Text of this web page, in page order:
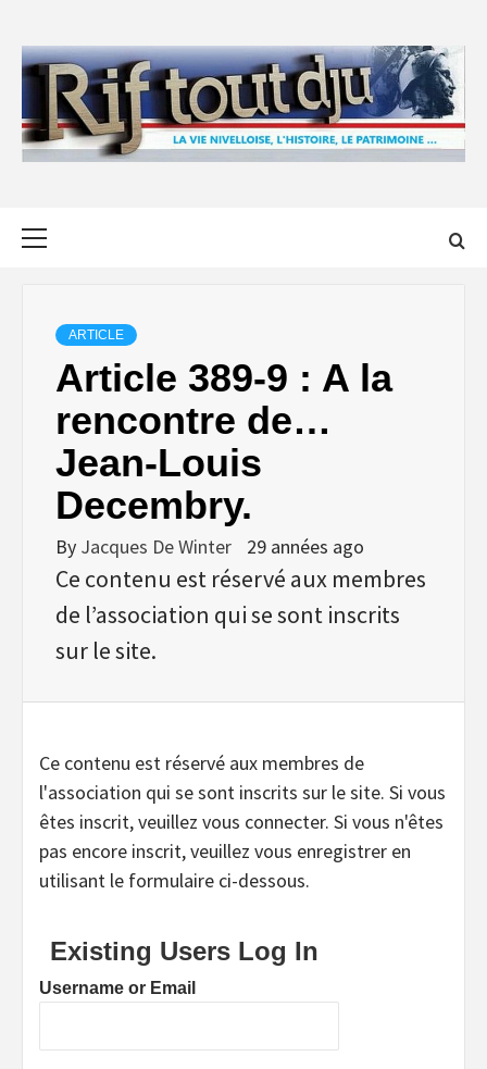
content
ARTICLE
Article 389-9 : A la
rencontre de…
Jean-Louis
Decembry.
By Jacques De Winter 29 années ago
Ce contenu est réservé aux membres
de l’association qui se sont inscrits
sur le site.
Ce contenu est réservé aux membres de
l'association qui se sont inscrits sur le site. Si vous
êtes inscrit, veuillez vous connecter. Si vous n'êtes
pas encore inscrit, veuillez vous enregistrer en
utilisant le formulaire ci-dessous.
Existing Users Log In
Username or Email